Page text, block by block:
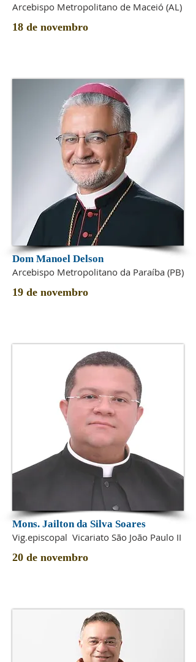
Arcebispo Metropolitano de Maceió (AL)
18 de novembro
Dom Manoel Delson
Arcebispo Metropolitano da Paraíba (PB)
19 de novembro
Mons. Jailton da Silva Soares
Vig.episcopal Vicariato São João Paulo II
20 de novembro